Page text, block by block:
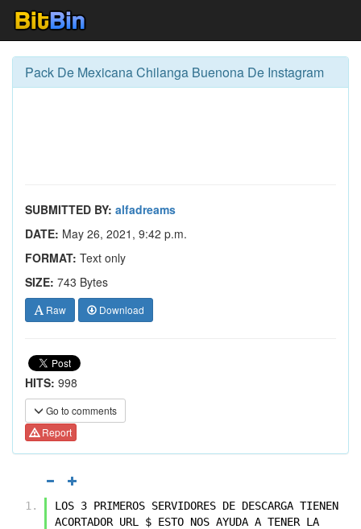
Pack De Mexicana Chilanga Buenona De Instagram
SUBMITTED BY: alfadreams
DATE: May 26, 2021, 9:42 p.m.
FORMAT: Text only
SIZE: 743 Bytes
Raw Download
HITS: 998
Go to comments
Report
LOS 3 PRIMEROS SERVIDORES DE DESCARGA TIENEN
ACORTADOR URL $ ESTO NOS AYUDA A TENER LA